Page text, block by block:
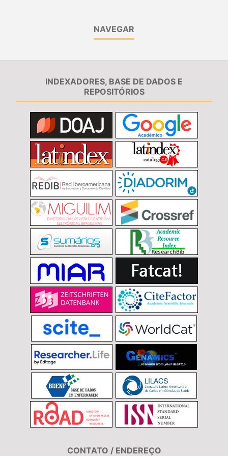
NAVEGAR
INDEXADORES, BASE DE DADOS E
REPOSITÓRIOS
CONTATO / ENDEREÇO